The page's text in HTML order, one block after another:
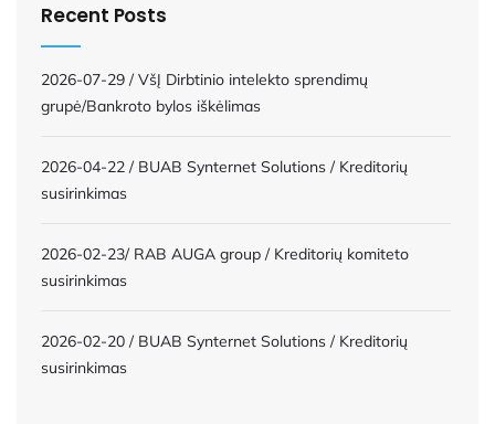
Recent Posts
2026-07-29 / VšĮ Dirbtinio intelekto sprendimų
grupė/Bankroto bylos iškėlimas
2026-04-22 / BUAB Synternet Solutions / Kreditorių
susirinkimas
2026-02-23/ RAB AUGA group / Kreditorių komiteto
susirinkimas
2026-02-20 / BUAB Synternet Solutions / Kreditorių
susirinkimas